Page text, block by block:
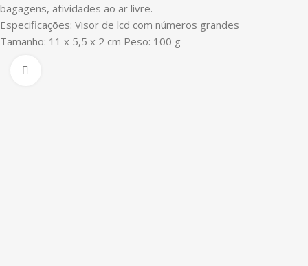
bagagens, atividades ao ar livre.
Especificações: Visor de lcd com números grandes
Tamanho: 11 x 5,5 x 2 cm Peso: 100 g